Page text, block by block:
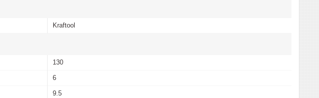
Kraftool
130
6
9.5